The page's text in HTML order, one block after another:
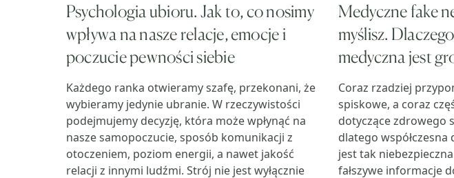
Psychologia ubioru. Jak to, co nosimy
wpływa na nasze relacje, emocje i
poczucie pewności siebie
Każdego ranka otwieramy szafę, przekonani, że
wybieramy jedynie ubranie. W rzeczywistości
podejmujemy decyzję, która może wpłynąć na
nasze samopoczucie, sposób komunikacji z
otoczeniem, poziom energii, a nawet jakość
relacji z innymi ludźmi. Strój nie jest wyłącznie
Medyczne fake
myślisz.
medyczna jest
Coraz rzadziej
spiskowe, a coraz
dotyczące zdrowego
dlatego
jest tak
fałszywe informacje